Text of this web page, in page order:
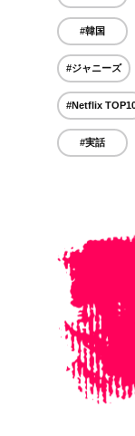
#韓国
#ジャニーズ
#Netflix
#実話